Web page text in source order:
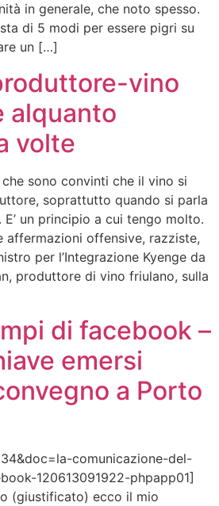
in generale, che noto spesso.
di 5 modi per essere pigri su
un […]
vino
alquanto
volte
sono convinti che il vino si
soprattutto quando si parla
un principio a cui tengo molto.
affermazioni offensive, razziste,
per l’Integrazione Kyenge da
produttore di vino friulano, sulla
di facebook –
emersi
a Porto
comunicazione-del-
120613091922-phpapp01]
(giustificato) ecco il mio